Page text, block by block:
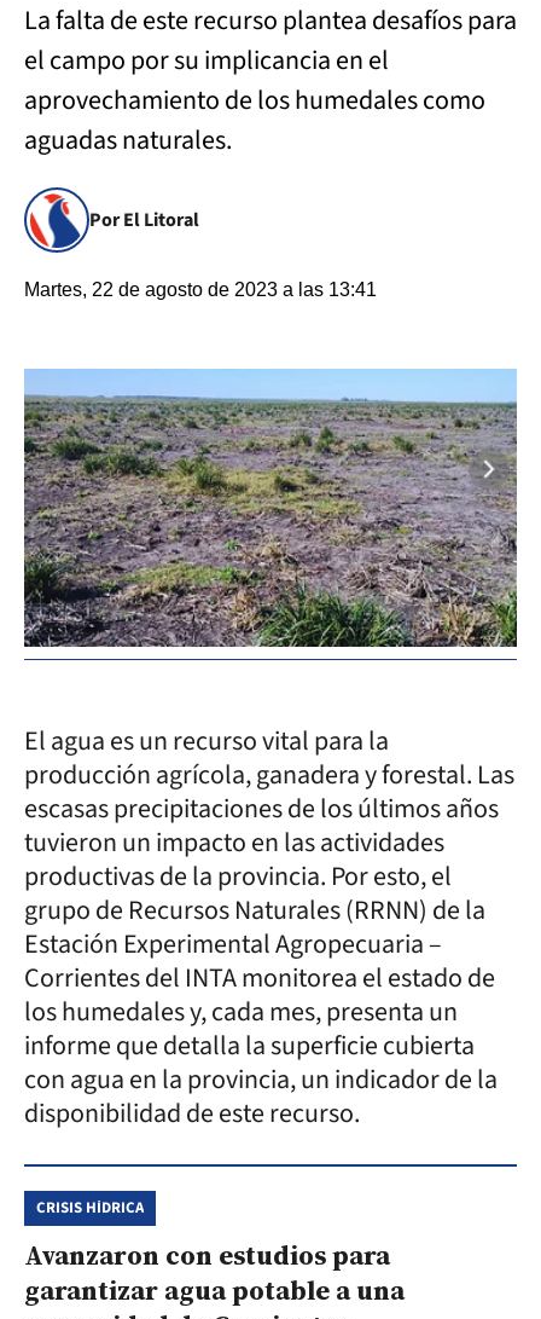
La falta de este recurso plantea desafíos para
el campo por su implicancia en el
aprovechamiento de los humedales como
aguadas naturales.
Por El Litoral
Martes, 22 de agosto de 2023 a las 13:41
El agua es un recurso vital para la
producción agrícola, ganadera y forestal. Las
escasas precipitaciones de los últimos años
tuvieron un impacto en las actividades
productivas de la provincia. Por esto, el
grupo de Recursos Naturales (RRNN) de la
Estación Experimental Agropecuaria –
Corrientes del INTA monitorea el estado de
los humedales y, cada mes, presenta un
informe que detalla la superficie cubierta
con agua en la provincia, un indicador de la
disponibilidad de este recurso.
CRISIS HÍDRICA
Avanzaron con estudios para
garantizar agua potable a una